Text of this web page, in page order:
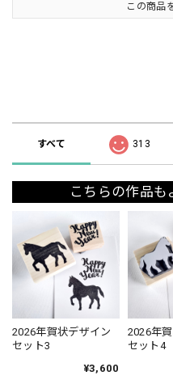
この商品
すべて 313
こちらの作品も
2026年賀状デザイン
セット3
¥3,600
2026年
セット4